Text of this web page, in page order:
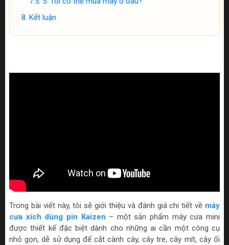
Kết luận
Trong bài viết này, tôi sẽ giới thiệu và đánh giá chi tiết về máy
cưa xích dùng pin Kaizen – một sản phẩm máy cưa mini
được thiết kế đặc biệt dành cho những ai cần một công cụ
nhỏ gọn, dễ sử dụng để cắt cành cây, cây tre, cây mít, cây ổi